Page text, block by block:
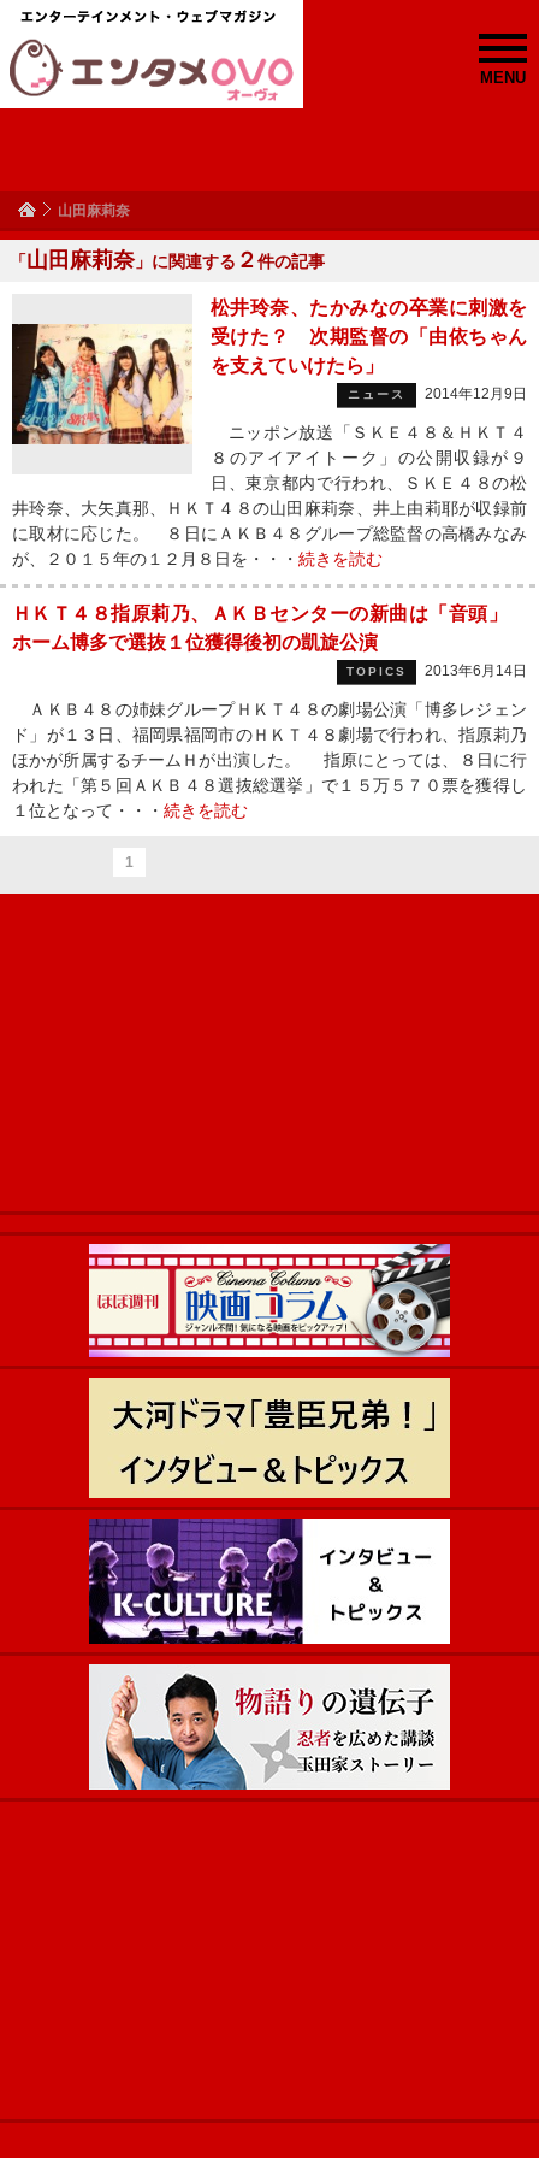
MENU
山田麻莉奈
「山田麻莉奈」に関連する ２件の記事
松井玲奈、たかみなの卒業に刺激を
受けた？ 次期監督の「由依ちゃん
を支えていけたら」
ニュース 2014年12月9日
ニッポン放送「ＳＫＥ４８＆ＨＫＴ４
８のアイアイトーク」の公開収録が９
日、東京都内で行われ、ＳＫＥ４８の松
井玲奈、大矢真那、ＨＫＴ４８の山田麻莉奈、井上由莉耶が収録前
に取材に応じた。 ８日にＡＫＢ４８グループ総監督の高橋みなみ
が、２０１５年の１２月８日を・・・ 続きを読む
ＨＫＴ４８指原莉乃、ＡＫＢセンターの新曲は「音頭」
ホーム博多で選抜１位獲得後初の凱旋公演
TOPICS 2013年6月14日
ＡＫＢ４８の姉妹グループＨＫＴ４８の劇場公演「博多レジェン
ド」が１３日、福岡県福岡市のＨＫＴ４８劇場で行われ、指原莉乃
ほかが所属するチームＨが出演した。 指原にとっては、８日に行
われた「第５回ＡＫＢ４８選抜総選挙」で１５万５７０票を獲得し
１位となって・・・ 続きを読む
1